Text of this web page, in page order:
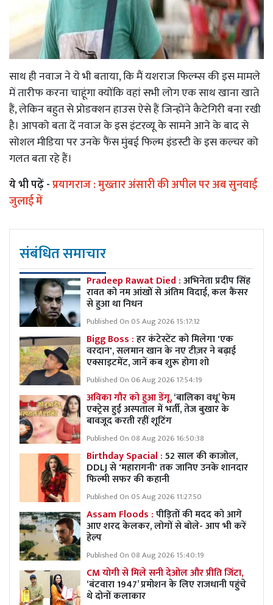
साथ ही नवाज ने ये भी बताया, कि मैं यशराज फिल्म्स की इस मामले
में तारीफ करना चाहूंगा क्योंकि वहां सभी लोग एक साथ खाना खाते
हैं, लेकिन बहुत से प्रोडक्शन हाउस ऐसे हैं जिन्होंने कैटेगिरी बना रखी
है। आपको बता दें नवाज के इस इंटरव्यू के सामने आने के बाद से
सोशल मीडिया पर उनके फैंस मुंबई फिल्म इंडस्टी के इस कल्चर को
गलत बता रहे हैं।
ये भी पढ़ें -प्रयागराज : मुख्तार अंसारी की अपील पर अब सुनवाई
जुलाई में
संबंधित समाचार
Pradeep Rawat Died :अभिनेता प्रदीप सिंह
रावत को नम आंखों से अंतिम विदाई, कल कैंसर
से हुआ था निधन
Published On 05 Aug 2026 15:17:12
Bigg Boss :हर कंटेस्टेंट को मिलेगा 'एक
वरदान', सलमान खान के नए टीज़र ने बढ़ाई
एक्साइटमेंट, जानें कब शुरू होगा शो
Published On 06 Aug 2026 17:54:19
अविका गौर को हुआ डेंगू,‘बालिका वधू’ फेम
एक्ट्रेस हुई अस्पताल में भर्ती, तेज बुखार के
बावजूद करती रहीं शूटिंग
Published On 08 Aug 2026 16:50:38
Birthday Spacial :52 साल की काजोल,
DDLJ से 'महारागनी' तक जानिए उनके शानदार
फिल्मी सफर की कहानी
Published On 05 Aug 2026 11:27:50
Assam Floods :पीड़ितों की मदद को आगे
आए शरद केलकर, लोगों से बोले- आप भी करें
हेल्प
Published On 08 Aug 2026 15:40:19
CM योगी से मिले सनी देओल और प्रीति जिंटा,
‘बंटवारा 1947’ प्रमोशन के लिए राजधानी पहुंचे
थे दोनों कलाकार